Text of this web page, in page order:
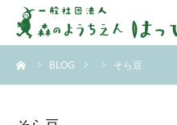
BLOG そら豆
はっぴーについて